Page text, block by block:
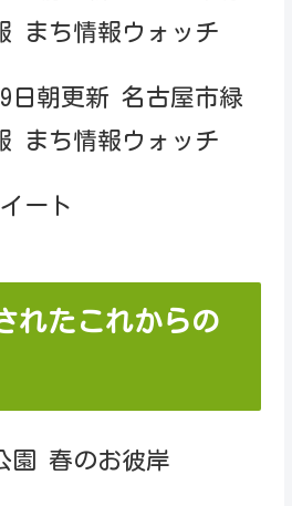
まち情報ウォッチ
日朝更新 名古屋市緑
まち情報ウォッチ
ート
れたこれからの
園 春のお彼岸